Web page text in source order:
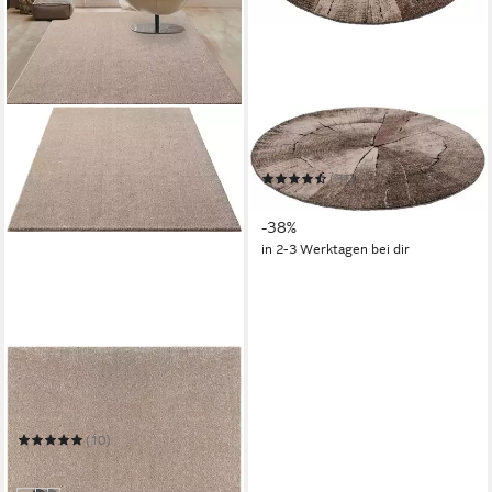
MERINOS
Hochflor-Teppich Forest 340
Mehrere Größen
(10)
ab 50,99 €
in 4-5 Werktagen bei dir
MERINOS
Teppich Ibiza 605
(31)
ab 49,39 € UVP79,99 €
-38%
in 2-3 Werktagen bei dir